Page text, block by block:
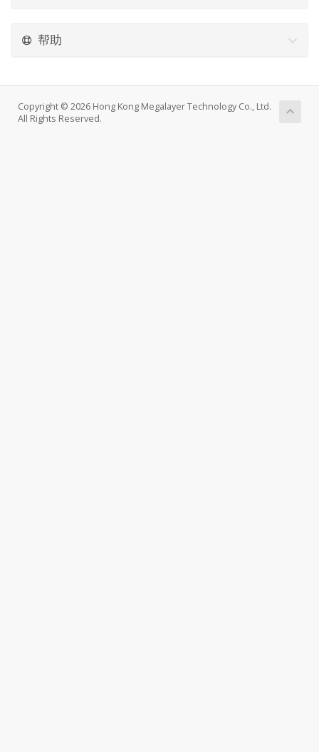
帮助
Copyright © 2026 Hong Kong Megalayer Technology Co., Ltd.
All Rights Reserved.